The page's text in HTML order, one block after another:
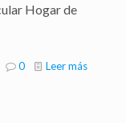
Hogar de
0 Leer más